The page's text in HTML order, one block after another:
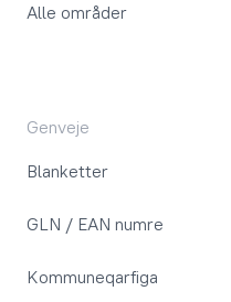
Alle områder
Genveje
Blanketter
GLN / EAN numre
Kommuneqarfiga